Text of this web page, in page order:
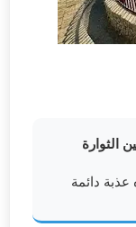
الثوارة
عذبة دائمة